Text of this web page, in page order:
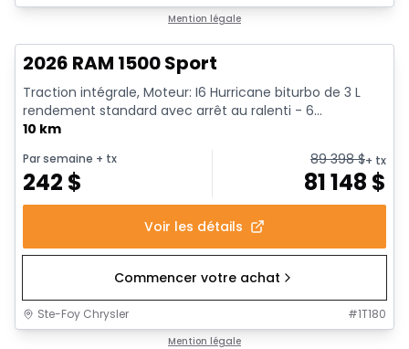
Mention légale
2026 RAM 1500 Sport
Traction intégrale, Moteur: I6 Hurricane biturbo de 3 L
rendement standard avec arrêt au ralenti - 6...
10 km
Par semaine + tx
242 $
89 398$+ tx
81 148 $
Voir les détails
Commencer votre achat
Ste-Foy Chrysler #1T180
Mention légale